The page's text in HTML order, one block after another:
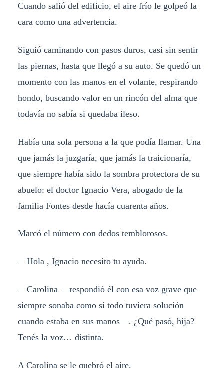
Cuando salió del edificio, el aire frío le golpeó la
cara como una advertencia.
Siguió caminando con pasos duros, casi sin sentir
las piernas, hasta que llegó a su auto. Se quedó un
momento con las manos en el volante, respirando
hondo, buscando valor en un rincón del alma que
todavía no sabía si quedaba ileso.
Había una sola persona a la que podía llamar. Una
que jamás la juzgaría, que jamás la traicionaría,
que siempre había sido la sombra protectora de su
abuelo: el doctor Ignacio Vera, abogado de la
familia Fontes desde hacía cuarenta años.
Marcó el número con dedos temblorosos.
—Hola , Ignacio necesito tu ayuda.
—Carolina —respondió él con esa voz grave que
siempre sonaba como si todo tuviera solución
cuando estaba en sus manos—. ¿Qué pasó, hija?
Tenés la voz… distinta.
A Carolina se le quebró el aire.